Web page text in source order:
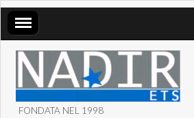
FONDATA NEL 1998